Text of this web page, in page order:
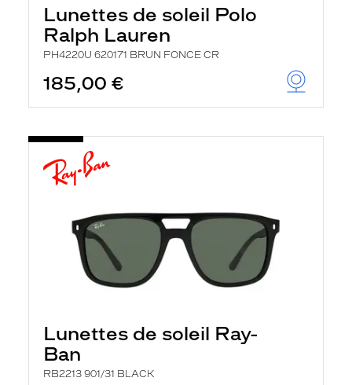
Lunettes de soleil Polo
Ralph Lauren
PH4220U 620171 BRUN FONCE CR
185,00 €
Lunettes de soleil Ray-
Ban
RB2213 901/31 BLACK